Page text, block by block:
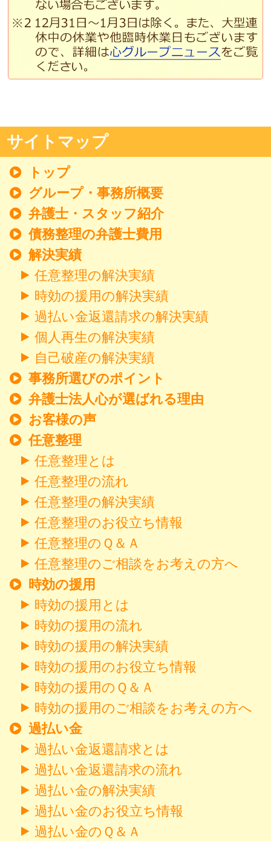
サイトマップ
トップ
グループ・事務所概要
弁護士・スタッフ紹介
債務整理の弁護士費用
解決実績
任意整理の解決実績
時効の援用の解決実績
過払い金返還請求の解決実績
個人再生の解決実績
自己破産の解決実績
事務所選びのポイント
弁護士法人心が選ばれる理由
お客様の声
任意整理
任意整理とは
任意整理の流れ
任意整理の解決実績
任意整理のお役立ち情報
任意整理のＱ＆Ａ
任意整理のご相談をお考えの方へ
時効の援用
時効の援用とは
時効の援用の流れ
時効の援用の解決実績
時効の援用のお役立ち情報
時効の援用のＱ＆Ａ
時効の援用のご相談をお考えの方へ
過払い金
過払い金返還請求とは
過払い金返還請求の流れ
過払い金の解決実績
過払い金のお役立ち情報
過払い金のＱ＆Ａ